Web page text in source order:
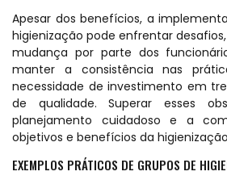
Apesar dos benefícios, a
higienização pode enfrentar
mudança por parte dos
manter a consistência nas
necessidade de investimento em
de qualidade. Superar esses
planejamento cuidadoso e a
objetivos e benefícios da
EXEMPLOS PRÁTICOS DE GRUPOS DE